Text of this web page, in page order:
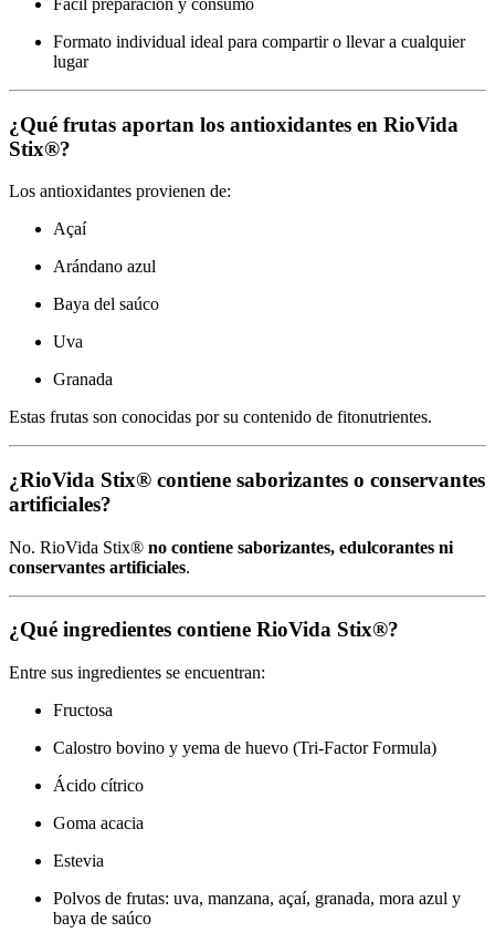
Formato individual ideal para compartir o llevar a cualquier
lugar
¿Qué frutas aportan los antioxidantes en RioVida
Stix®?
Los antioxidantes provienen de:
Açaí
Arándano azul
Baya del saúco
Uva
Granada
Estas frutas son conocidas por su contenido de fitonutrientes.
¿RioVida Stix® contiene saborizantes o conservantes
artificiales?
No. RioVida Stix® no contiene saborizantes, edulcorantes ni
conservantes artificiales.
¿Qué ingredientes contiene RioVida Stix®?
Entre sus ingredientes se encuentran:
Fructosa
Calostro bovino y yema de huevo (Tri-Factor Formula)
Ácido cítrico
Goma acacia
Estevia
Polvos de frutas: uva, manzana, açaí, granada, mora azul y
baya de saúco